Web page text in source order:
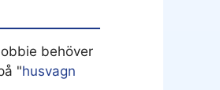
behöver
"husvagn